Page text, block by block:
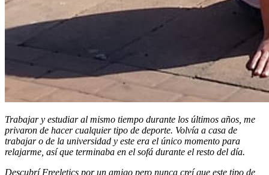
Trabajar y estudiar al mismo tiempo durante los últimos años, me
privaron de hacer cualquier tipo de deporte. Volvía a casa de
trabajar o de la universidad y este era el único momento para
relajarme, así que terminaba en el sofá durante el resto del día.
Descubrí Freeletics por un amigo pero nunca creí que este tipo de